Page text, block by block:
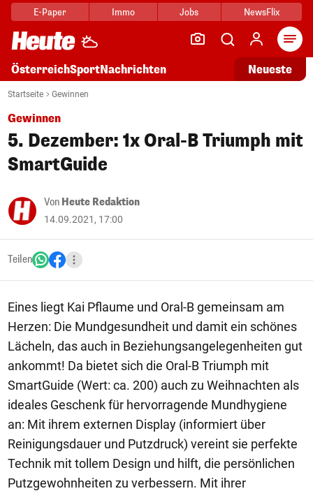
E-Paper Immo Jobs NewsFlix
ÖsterreichSportNachrichten Neueste
Startseite Gewinnen
Gewinnen
5. Dezember: 1x Oral-B Triumph mit
SmartGuide
Von Heute Redaktion
14.09.2021, 17:00
Teilen
Eines liegt Kai Pflaume und Oral-B gemeinsam am
Herzen: Die Mundgesundheit und damit ein schönes
Lächeln, das auch in Beziehungsangelegenheiten gut
ankommt! Da bietet sich die Oral-B Triumph mit
SmartGuide (Wert: ca. 200) auch zu Weihnachten als
ideales Geschenk für hervorragende Mundhygiene
an: Mit ihrem externen Display (informiert über
Reinigungsdauer und Putzdruck) vereint sie perfekte
Technik mit tollem Design und hilft, die persönlichen
Putzgewohnheiten zu verbessern. Mit ihrer